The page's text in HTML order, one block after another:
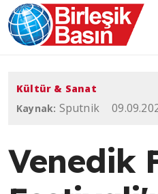
Kültür & Sanat
Kaynak: Sputnik
Venedik